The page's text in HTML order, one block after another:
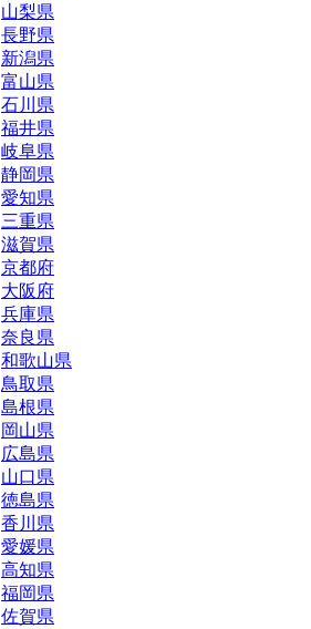
山梨県
長野県
新潟県
富山県
石川県
福井県
岐阜県
静岡県
愛知県
三重県
滋賀県
京都府
大阪府
兵庫県
奈良県
和歌山県
鳥取県
島根県
岡山県
広島県
山口県
徳島県
香川県
愛媛県
高知県
福岡県
佐賀県